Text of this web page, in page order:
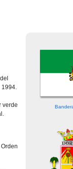
1994.
verde